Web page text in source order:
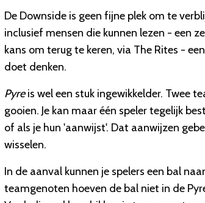
De Downside is geen fijne plek om te
inclusief mensen die kunnen lezen - een
kans om terug te keren, via The Rites -
doet denken.
Pyreis wel een stuk ingewikkelder. Twee
gooien. Je kan maar één speler tegelijk
of als je hun 'aanwijst'. Dat aanwijzen
wisselen.
In de aanval kunnen je spelers een bal
teamgenoten hoeven de bal niet in de